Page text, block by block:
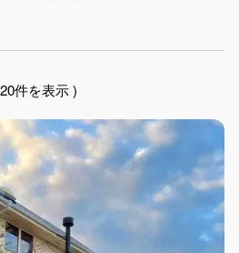
旅
駅から徒歩圏内
件を表示 )